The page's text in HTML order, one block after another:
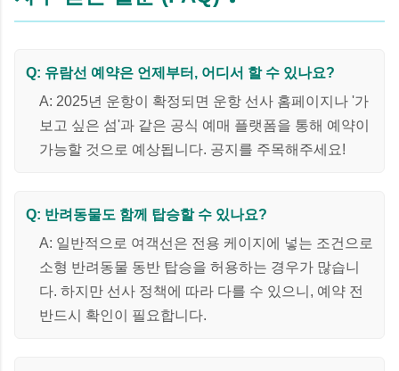
Q: 유람선 예약은 언제부터, 어디서 할 수 있나요?
A: 2025년 운항이 확정되면 운항 선사 홈페이지나 '가
보고 싶은 섬'과 같은 공식 예매 플랫폼을 통해 예약이
가능할 것으로 예상됩니다. 공지를 주목해주세요!
Q: 반려동물도 함께 탑승할 수 있나요?
A: 일반적으로 여객선은 전용 케이지에 넣는 조건으로
소형 반려동물 동반 탑승을 허용하는 경우가 많습니
다. 하지만 선사 정책에 따라 다를 수 있으니, 예약 전
반드시 확인이 필요합니다.